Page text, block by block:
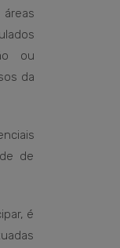
áreas
ou
da
de
é